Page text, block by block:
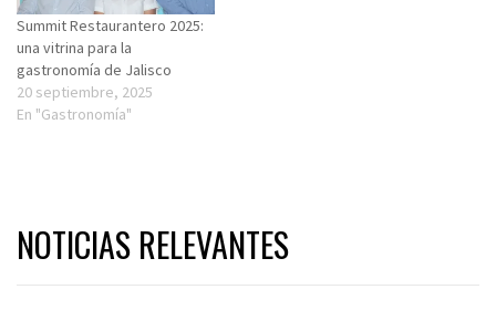
Summit Restaurantero 2025:
una vitrina para la
gastronomía de Jalisco
20 septiembre, 2025
En "Gastronomía"
NOTICIAS RELEVANTES